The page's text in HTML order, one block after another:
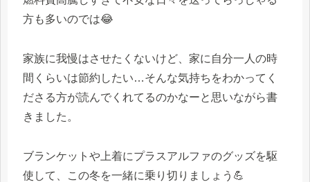
方も多いのでは😂
家族に我慢はさせたくないけど、家に自分一人の時
間くらいは節約したい…そんな気持ちをわかってく
ださる方が読んでくれてるのかなーと思いながら書
きました。
ブランケットや上着にプラスアルファのグッズを駆
使して、この冬を一緒に乗り切りましょう💪